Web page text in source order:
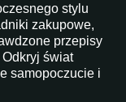
stylu
zakupowe,
przepisy
świat
samopoczucie i